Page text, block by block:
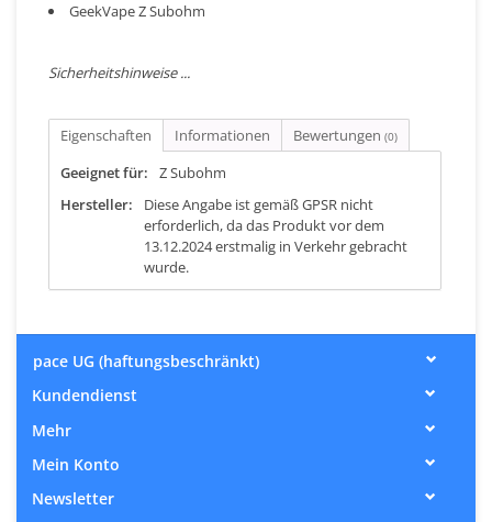
GeekVape Z Subohm
Sicherheitshinweise ...
Eigenschaften Informationen Bewertungen (0)
Geeignet für:
Z Subohm
Hersteller:
Diese Angabe ist gemäß GPSR nicht
erforderlich, da das Produkt vor dem
13.12.2024 erstmalig in Verkehr gebracht
wurde.
pace UG (haftungsbeschränkt)
Kundendienst
Mehr
Mein Konto
Newsletter